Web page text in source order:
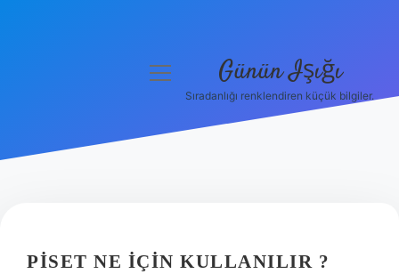
Hakkımızda
menüyü
Günün Işığı
Sıradanlığı renklendiren küçük bilgiler.
PISET NE IÇIN KULLANILIR ?